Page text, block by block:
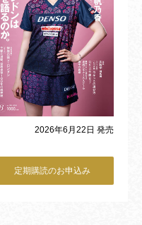
2026年6月22日 発売
定期購読のお申込み